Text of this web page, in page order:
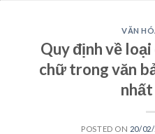
VĂN
Quy định về
chữ trong văn
POSTED ON 20/